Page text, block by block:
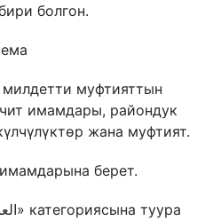
болгон.
муфтияттын
имамдары, райондук
жана муфтият.
берет.